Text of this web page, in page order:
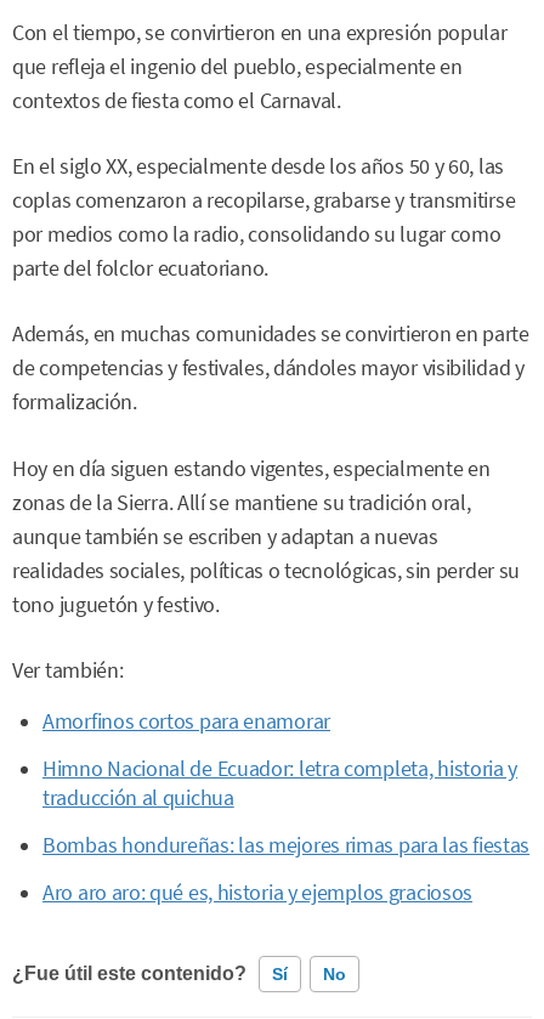
Con el tiempo, se convirtieron en una expresión popular
que refleja el ingenio del pueblo, especialmente en
contextos de fiesta como el Carnaval.
En el siglo XX, especialmente desde los años 50 y 60, las
coplas comenzaron a recopilarse, grabarse y transmitirse
por medios como la radio, consolidando su lugar como
parte del folclor ecuatoriano.
Además, en muchas comunidades se convirtieron en parte
de competencias y festivales, dándoles mayor visibilidad y
formalización.
Hoy en día siguen estando vigentes, especialmente en
zonas de la Sierra. Allí se mantiene su tradición oral,
aunque también se escriben y adaptan a nuevas
realidades sociales, políticas o tecnológicas, sin perder su
tono juguetón y festivo.
Ver también:
Amorfinos cortos para enamorar
Himno Nacional de Ecuador: letra completa, historia y
traducción al quichua
Bombas hondureñas: las mejores rimas para las fiestas
Aro aro aro: qué es, historia y ejemplos graciosos
¿Fue útil este contenido? Sí No